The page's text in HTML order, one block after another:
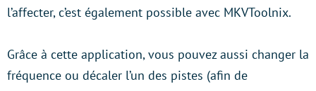
l’affecter, c’est également possible avec MKVToolnix.
Grâce à cette application, vous pouvez aussi changer la
fréquence ou décaler l’un des pistes (afin de